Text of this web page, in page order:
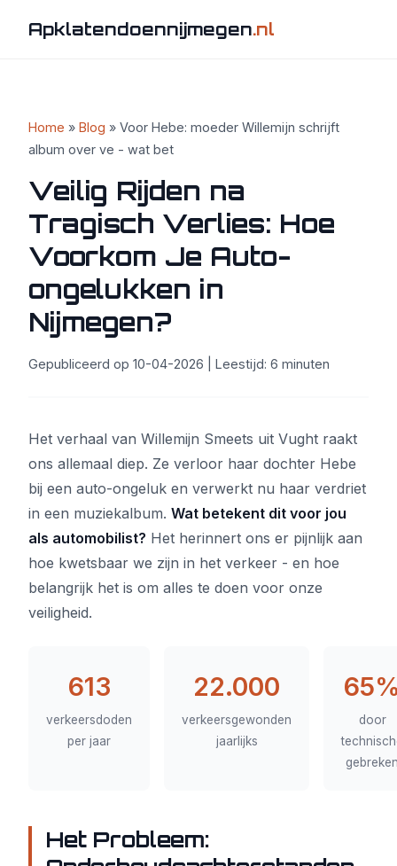
Apklatendoennijmegen.nl
Home » Blog » Voor Hebe: moeder Willemijn schrijft
album over ve - wat bet
Veilig Rijden na
Tragisch Verlies: Hoe
Voorkom Je Auto-
ongelukken in
Nijmegen?
Gepubliceerd op 10-04-2026 | Leestijd: 6 minuten
Het verhaal van Willemijn Smeets uit Vught raakt
ons allemaal diep. Ze verloor haar dochter Hebe
bij een auto-ongeluk en verwerkt nu haar verdriet
in een muziekalbum. Wat betekent dit voor jou
als automobilist? Het herinnert ons er pijnlijk aan
hoe kwetsbaar we zijn in het verkeer - en hoe
belangrijk het is om alles te doen voor onze
veiligheid.
613
verkeersdoden
per jaar
22.000
verkeersgewonden
jaarlijks
door
Het Probleem: